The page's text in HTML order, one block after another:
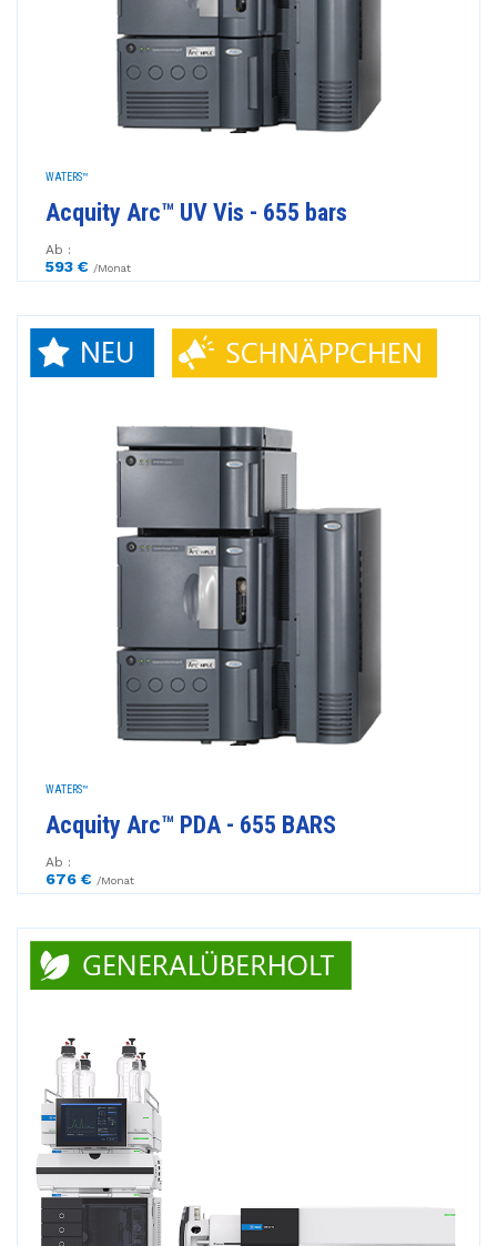
WATERS™
Acquity Arc™ UV Vis - 655 bars
Ab :
593 € /Monat
WATERS™
Acquity Arc™ PDA - 655 BARS
Ab :
676 € /Monat